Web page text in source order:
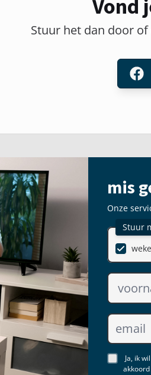
Vond
Stuur het dan door
mis
Onze
Stuur
Ja, ik